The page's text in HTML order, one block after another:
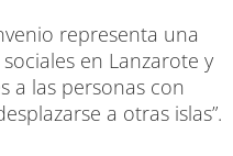
representa una
en Lanzarote y
a las personas con
a otras islas”.